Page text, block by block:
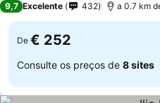
9,7 Excelente 432 a 0.7 km
De € 252
Consulte os preços de 8 sites